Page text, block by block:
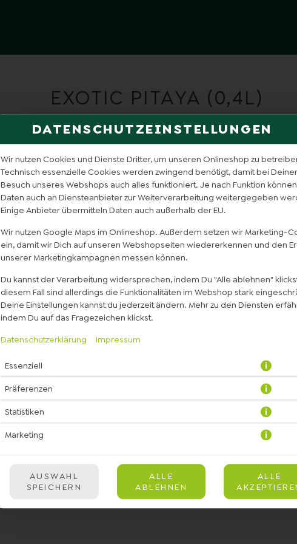
DATENSCHUTZEINSTELLUNGEN
Wir nutzen Cookies und Dienste Dritter, um unseren Onlineshop zu
Technisch essenzielle Cookies werden zwingend benötigt, damit bei
Besuch unseres Webshops auch alles funktioniert. Je nach Funktion können
Daten auch an Diensteanbieter zur Weiterverarbeitung weitergegeben
Einige Anbieter übermitteln Daten auch außerhalb der EU.
Wir nutzen Google Maps im Onlineshop. Außerdem setzen wir Marketing-
ein, damit wir Dich auf unseren Webshopseiten wiedererkennen und den
unserer Marketingkampagnen messen können.
Du kannst der Verarbeitung widersprechen, indem Du "Alle ablehnen"
diesem Fall sind allerdings die Funktionalitäten im Webshop stark
Deine Einstellungen kannst du jederzeit ändern. Mehr zu den Diensten
indem Du auf das Fragezeichen klickst.
Datenschutzerklärung
Impressum
Essenziell
Präferenzen
Statistiken
Marketing
AUSWAHL
SPEICHERN
ALLE
ABLEHNEN
ALLE
EXOTIC PITAYA (0,4L)
Drachenfrucht, Orange, frische Zitrone, Apfel
JETZT BESTELLEN